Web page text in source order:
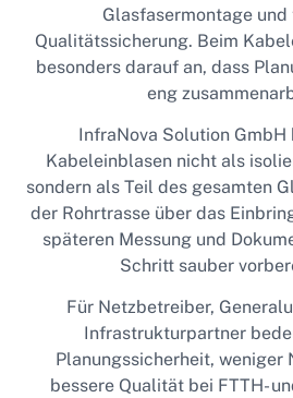
Glasfasermontage
Qualitätssicherung. Beim
besonders darauf an, dass
eng
InfraNova Solution
Kabeleinblasen nicht als
sondern als Teil des gesamten
der Rohrtrasse über das
späteren Messung und
Schritt sauber
Für Netzbetreiber,
Infrastrukturpartner
Planungssicherheit, weniger
bessere Qualität bei FTTH-